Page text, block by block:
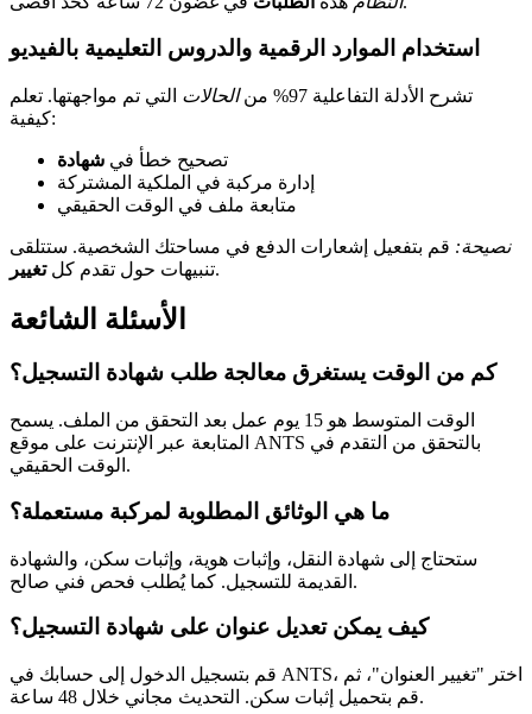
استخدام الموارد الرقمية والدروس التعليمية بالفيديو
تشرح الأدلة التفاعلية 97% من الحالات التي تم مواجهتها. تعلم
كيفية:
تصحيح خطأ في شهادة
إدارة مركبة في الملكية المشتركة
متابعة ملف في الوقت الحقيقي
نصيحة: قم بتفعيل إشعارات الدفع في مساحتك الشخصية. ستتلقى
تنبيهات حول تقدم كلتغيير .
الأسئلة الشائعة
كم من الوقت يستغرق معالجة طلب شهادة التسجيل؟
الوقت المتوسط هو 15 يوم عمل بعد التحقق من الملف. يسمح
المتابعة عبر الإنترنت على موقع ANTS بالتحقق من التقدم في
الوقت الحقيقي.
ما هي الوثائق المطلوبة لمركبة مستعملة؟
ستحتاج إلى شهادة النقل، وإثبات هوية، وإثبات سكن، والشهادة
القديمة للتسجيل. كما يُطلب فحص فني صالح.
كيف يمكن تعديل عنوان على شهادة التسجيل؟
قم بتسجيل الدخول إلى حسابك في ANTS، اختر "تغيير العنوان"، ثم
قم بتحميل إثبات سكن. التحديث مجاني خلال 48 ساعة.